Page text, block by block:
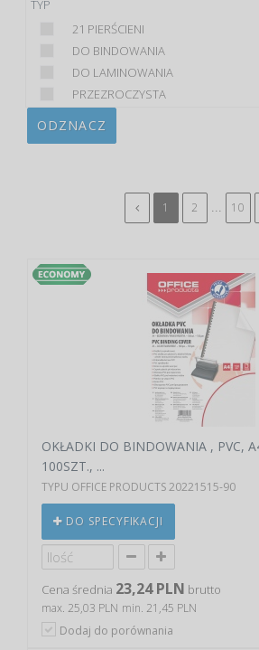
TYP
21 PIERŚCIENI
DO BINDOWANIA
DO LAMINOWANIA
PRZEZROCZYSTA
ODZNACZ
1 2 10
OKŁADKI DO BINDOWANIA , PVC,
100SZT., ...
TYPU OFFICE PRODUCTS 20221515-90
DO SPECYFIKACJI
Cena średnia 23,24 PLN brutto
max. 25,03 PLN min. 21,45 PLN
Dodaj do porównania